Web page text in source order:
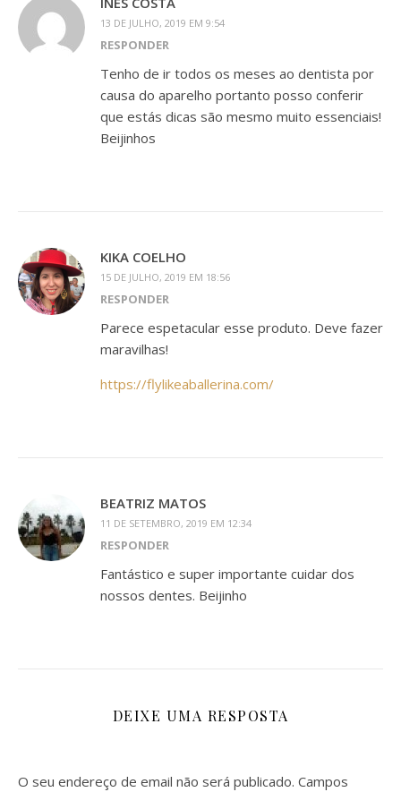
13 DE JULHO, 2019 EM 9:54
RESPONDER
Tenho de ir todos os meses ao dentista por
causa do aparelho portanto posso conferir
que estás dicas são mesmo muito essenciais!
Beijinhos
KIKA COELHO
15 DE JULHO, 2019 EM 18:56
RESPONDER
Parece espetacular esse produto. Deve fazer
maravilhas!
https://flylikeaballerina.com/
BEATRIZ MATOS
11 DE SETEMBRO, 2019 EM 12:34
RESPONDER
Fantástico e super importante cuidar dos
nossos dentes. Beijinho
DEIXE UMA RESPOSTA
O seu endereço de email não será publicado. Campos